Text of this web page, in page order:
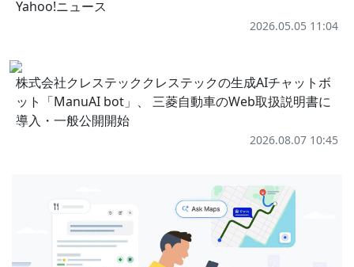
Yahoo!ニュース
2026.05.05 11:04
株式会社クレステッククレステックの生成AIチャットボ
ット「ManuAI bot」、 三菱自動車のWeb取扱説明書に
導入・一般公開開始
2026.08.07 10:45